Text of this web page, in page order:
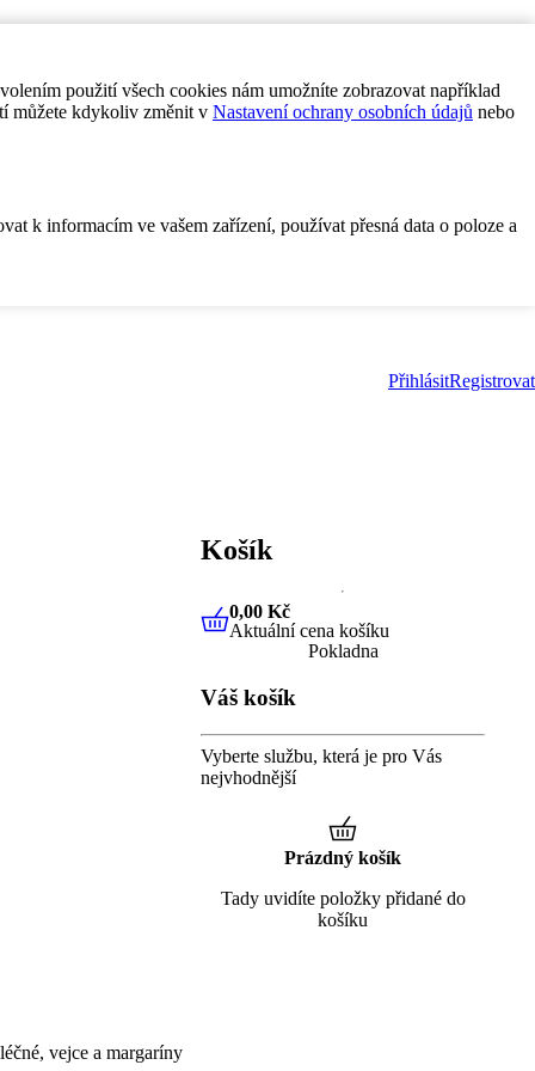
použití všech cookies nám umožníte zobrazovat například
můžete kdykoliv změnit v Nastavení ochrany osobních údajů nebo
k informacím ve vašem zařízení, používat přesná data o poloze a
PřihlásitRegistrovat
vejce a margaríny
Košík
0,00 KčAktuální cena košíku
0,00 Kč
Aktuální cena košíku
Pokladna
Váš košík
Vyberte službu, která je pro Vás
nejvhodnější
Prázdný košík
Tady uvidíte položky přidané do
košíku